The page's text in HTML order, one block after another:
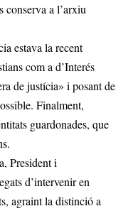
conserva a l’arxiu
estava la recent
com a d’Interés
de justícia» i posant de
Finalment,
guardonades, que
President i
d’intervenir en
agraint la distinció a